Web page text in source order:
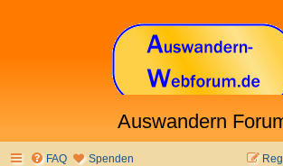
Auswandern
FAQ Spenden